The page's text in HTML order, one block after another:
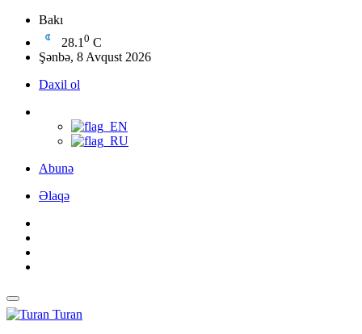
Bakı
28.1 0 C
Şənbə, 8 Avqust 2026
Daxil ol
Abunə
Əlaqə
Turan